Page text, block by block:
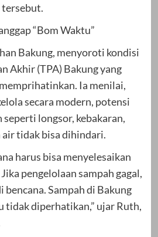
tersebut.
“Bom Waktu”
Bakung, menyoroti kondisi
Akhir (TPA) Bakung yang
Ia menilai,
secara modern, potensi
seperti longsor, kebakaran,
air tidak bisa dihindari.
harus bisa menyelesaikan
pengelolaan sampah gagal,
bencana. Sampah di Bakung
tidak diperhatikan,” ujar Ruth,